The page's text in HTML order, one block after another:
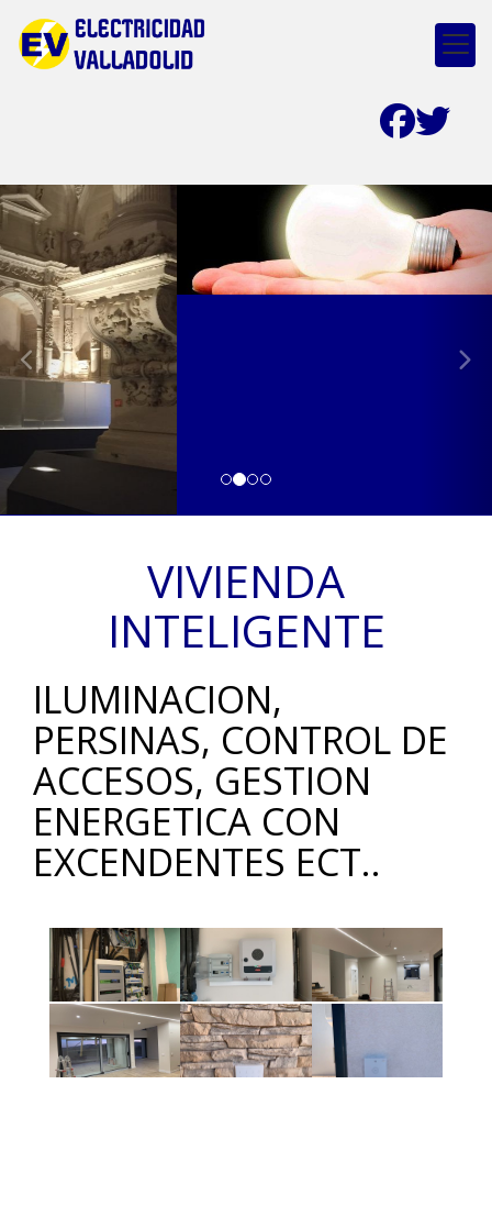
prev
VIVIENDA
INTELIGENTE
ILUMINACION,
PERSINAS, CONTROL DE
ACCESOS, GESTION
ENERGETICA CON
EXCENDENTES ECT..